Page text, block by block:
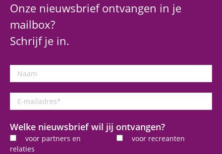
Onze nieuwsbrief ontvangen in je
mailbox?
Schrijf je in.
Naam
mailadres
Welke nieuwsbrief wil jij ontvangen?
voor partners en
relaties
voor recreanten